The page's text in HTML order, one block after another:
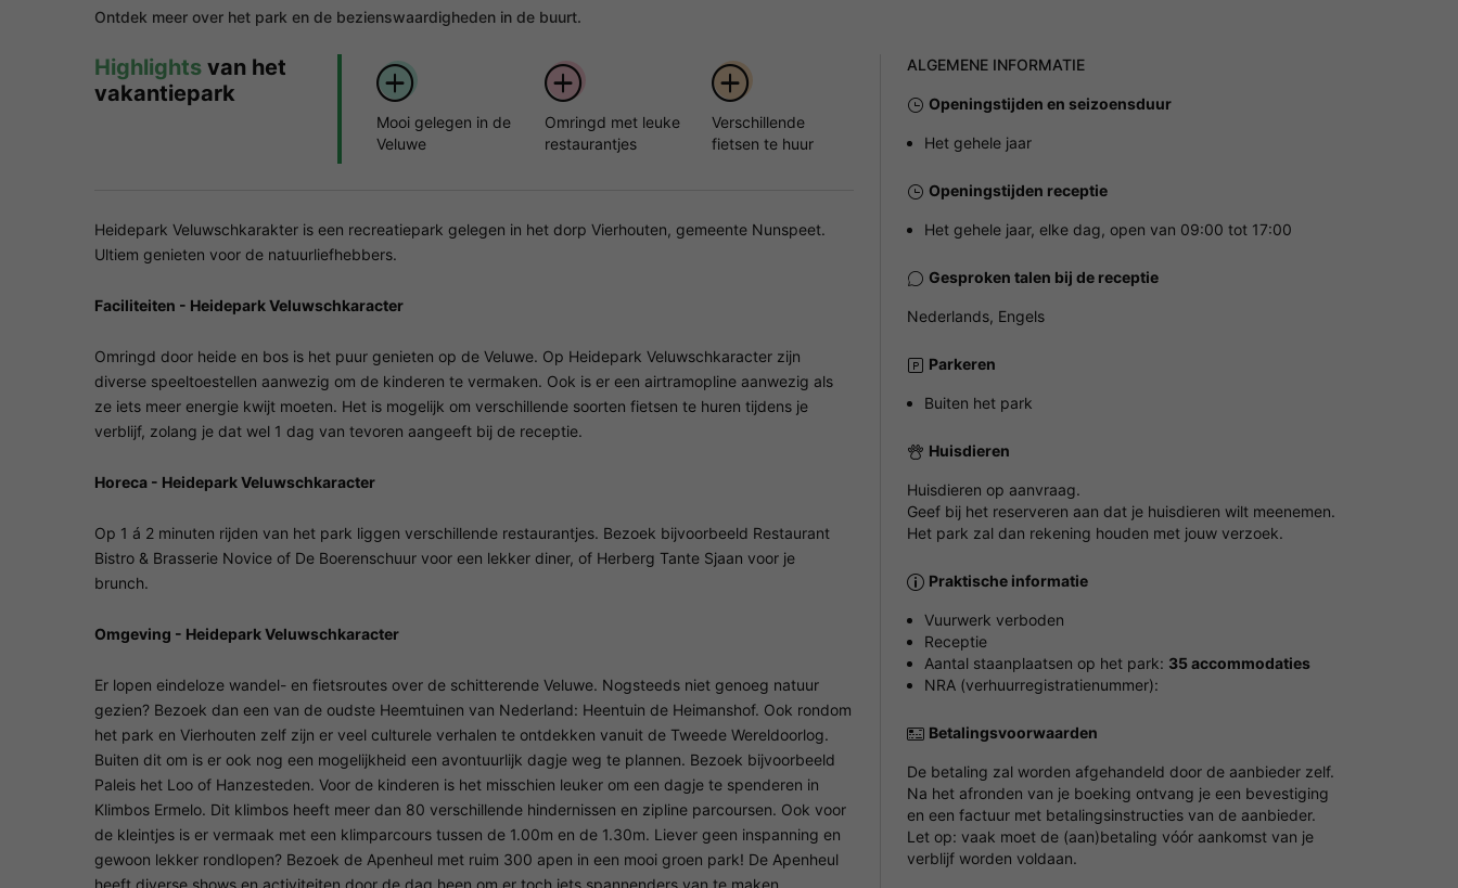
Ontdek meer over het park en de bezienswaardigheden in de buurt.
Highlights van het
vakantiepark
Mooi gelegen in de
Veluwe
Omringd met leuke
restaurantjes
Verschillende
fietsen te huur
Heidepark Veluwschkarakter is een recreatiepark gelegen in het dorp Vierhouten, gemeente Nunspeet.
Ultiem genieten voor de natuurliefhebbers.
Faciliteiten - Heidepark Veluwschkaracter
Omringd door heide en bos is het puur genieten op de Veluwe. Op Heidepark Veluwschkaracter zijn
diverse speeltoestellen aanwezig om de kinderen te vermaken. Ook is er een airtramopline aanwezig als
ze iets meer energie kwijt moeten. Het is mogelijk om verschillende soorten fietsen te huren tijdens je
verblijf, zolang je dat wel 1 dag van tevoren aangeeft bij de receptie.
Horeca - Heidepark Veluwschkaracter
Op 1 á 2 minuten rijden van het park liggen verschillende restaurantjes. Bezoek bijvoorbeeld Restaurant
Bistro & Brasserie Novice of De Boerenschuur voor een lekker diner, of Herberg Tante Sjaan voor je
brunch.
Omgeving - Heidepark Veluwschkaracter
Er lopen eindeloze wandel- en fietsroutes over de schitterende Veluwe. Nogsteeds niet genoeg natuur
gezien? Bezoek dan een van de oudste Heemtuinen van Nederland: Heentuin de Heimanshof. Ook rondom
het park en Vierhouten zelf zijn er veel culturele verhalen te ontdekken vanuit de Tweede Wereldoorlog.
Buiten dit om is er ook nog een mogelijkheid een avontuurlijk dagje weg te plannen. Bezoek bijvoorbeeld
Paleis het Loo of Hanzesteden. Voor de kinderen is het misschien leuker om een dagje te spenderen in
Klimbos Ermelo. Dit klimbos heeft meer dan 80 verschillende hindernissen en zipline parcoursen. Ook voor
de kleintjes is er vermaak met een klimparcours tussen de 1.00m en de 1.30m. Liever geen inspanning en
gewoon lekker rondlopen? Bezoek de Apenheul met ruim 300 apen in een mooi groen park! De Apenheul
heeft diverse shows en activiteiten door de dag heen om er toch iets spannenders van te maken.
ALGEMENE INFORMATIE
Openingstijden en seizoensduur
Het gehele jaar
Openingstijden receptie
Het gehele jaar, elke dag, open van 09:00 tot 17:00
Gesproken talen bij de receptie
Nederlands, Engels
Parkeren
Buiten het park
Huisdieren
Huisdieren op aanvraag.
Geef bij het reserveren aan dat je huisdieren wilt meenemen.
Het park zal dan rekening houden met jouw verzoek.
Praktische informatie
Vuurwerk verboden
Receptie
Aantal staanplaatsen op het park: 35 accommodaties
NRA (verhuurregistratienummer):
Betalingsvoorwaarden
De betaling zal worden afgehandeld door de aanbieder zelf.
Na het afronden van je boeking ontvang je een bevestiging
en een factuur met betalingsinstructies van de aanbieder.
Let op: vaak moet de (aan)betaling vóór aankomst van je
verblijf worden voldaan.